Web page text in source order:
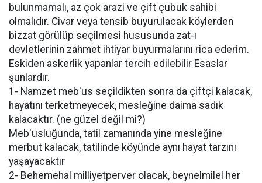
bulunmamalı, az çok arazi ve çift çubuk sahibi
olmalıdır. Civar veya tensib buyurulacak köylerden
bizzat görülüp seçilmesi hususunda zat-ı
devletlerinin zahmet ihtiyar buyurmalarını rica ederim.
Eskiden askerlik yapanlar tercih edilebilir Esaslar
şunlardır.
1- Namzet meb'us seçildikten sonra da çiftçi kalacak,
hayatını terketmeyecek, mesleğine daima sadık
kalacaktır. (ne güzel değil mi?)
Meb'usluğunda, tatil zamanında yine mesleğine
merbut kalacak, tatilinde köyünde aynı hayat tarzını
yaşayacaktır
2- Behemehal milliyetperver olacak, beynelmilel her